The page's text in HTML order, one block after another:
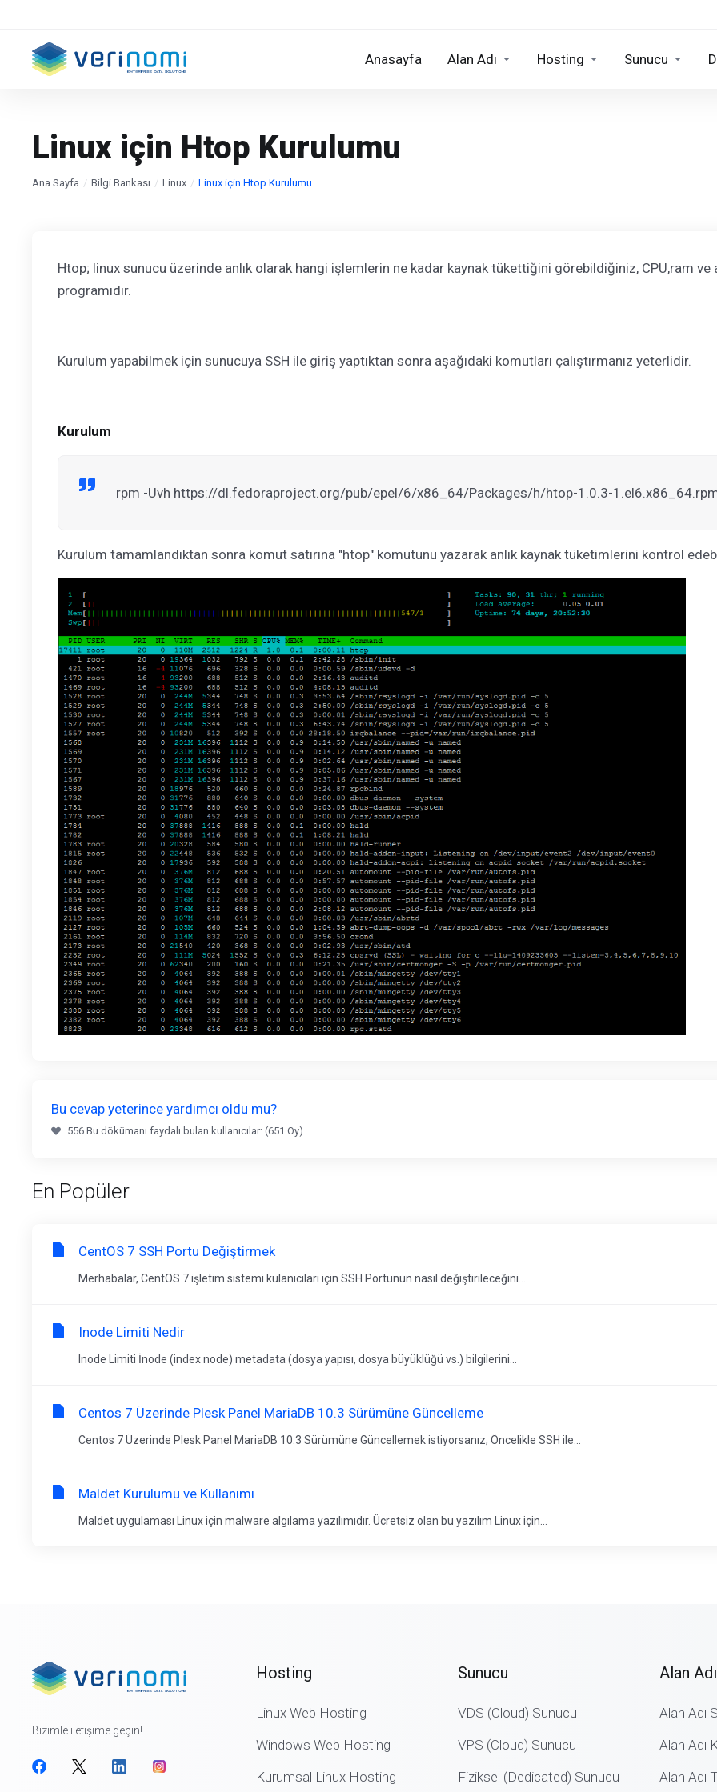
Anasayfa Alan Adı Hosting Sunucu
Linux için Htop Kurulumu
Ana Sayfa Bilgi Bankası Linux Linux için Htop Kurulumu
Htop; linux sunucu üzerinde anlık olarak hangi işlemlerin ne kadar kaynak tükettiğini görebildiğiniz, CPU,ram ve
programıdır.
Kurulum yapabilmek için sunucuya SSH ile giriş yaptıktan sonra aşağıdaki komutları çalıştırmanız yeterlidir.
Kurulum
rpm -Uvh https://dl.fedoraproject.org/pub/epel/6/x86_64/Packages/h/htop-1.0.3-
Kurulum tamamlandıktan sonra komut satırına "htop" komutunu yazarak anlık kaynak tüketimlerini kontrol
Bu cevap yeterince yardımcı oldu mu?
556 Bu dökümanı faydalı bulan kullanıcılar: (651 Oy)
En Popüler
CentOS 7 SSH Portu Değiştirmek
Merhabalar, CentOS 7 işletim sistemi kulanıcıları için SSH Portunun nasıl değiştirileceğini...
Inode Limiti Nedir
Inode Limiti İnode (index node) metadata (dosya yapısı, dosya büyüklüğü vs.) bilgilerini...
Centos 7 Üzerinde Plesk Panel MariaDB 10.3 Sürümüne Güncelleme
Centos 7 Üzerinde Plesk Panel MariaDB 10.3 Sürümüne Güncellemek istiyorsanız; Öncelikle SSH ile...
Maldet Kurulumu ve Kullanımı
Maldet uygulaması Linux için malware algılama yazılımıdır. Ücretsiz olan bu yazılım Linux için...
Bizimle iletişime geçin!
Hosting
Linux Web Hosting
Windows Web Hosting
Kurumsal Linux Hosting
Sunucu
VDS (Cloud) Sunucu
VPS (Cloud) Sunucu
Fiziksel (Dedicated) Sunucu
Alan Adı
Alan Adı
Alan Adı
Alan Adı